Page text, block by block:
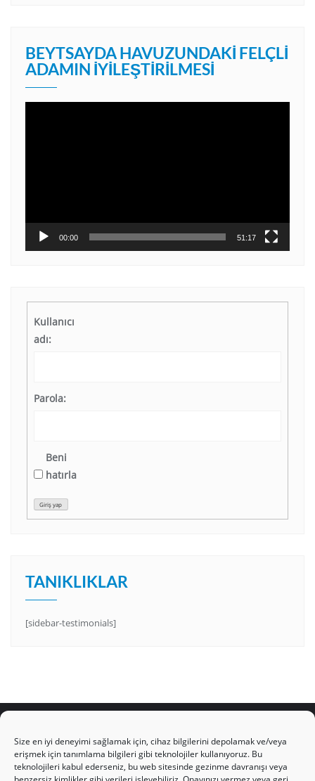
Size en iyi deneyimi sağlamak için, cihaz bilgilerini depolamak ve/veya
erişmek için tanımlama bilgileri gibi teknolojiler kullanıyoruz. Bu
teknolojileri kabul ederseniz, bu web sitesinde gezinme davranışı veya
BEYTSAYDA HAVUZUNDAKI FELÇLI
ADAMIN İYILEŞTIRILMESI
00:00 51:17
Kullanıcı
adı:
Parola:
Beni
hatırla
Giriş yap
TANIKLIKLAR
[sidebar-testimonials]
HAKKIMIZDA Üyelik Kuralları Bize Yazın